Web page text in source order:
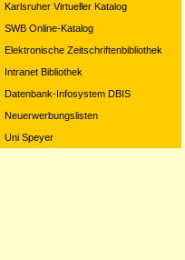
Karlsruher Virtueller Katalog
SWB Online-Katalog
Elektronische Zeitschriftenbibliothek
Intranet Bibliothek
Datenbank-Infosystem DBIS
Neuerwerbungslisten
Uni Speyer